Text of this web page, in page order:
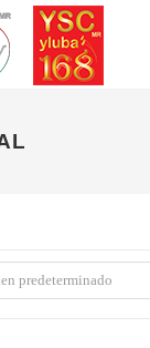
predeterminado